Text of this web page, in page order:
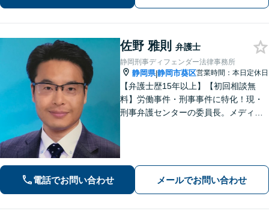
枝市エリア対応】
佐野 雅則 弁護士
静岡刑事ディフェンダー法律事務所
静岡県|静岡市葵区営業時間：本日定休日
【弁護士歴15年以上】【初回相談無
料】労働事件・刑事事件に特化！現・
刑事弁護センターの委員長。メディア
す。地域密着型の法律事務所
電話でお問い合わせ メールでお問い合わせ